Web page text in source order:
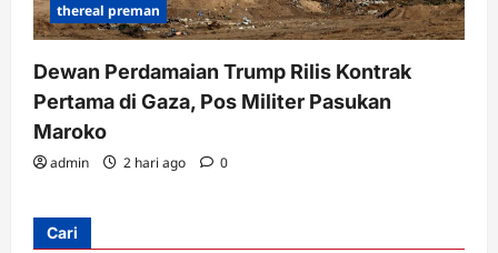
thereal preman
Dewan Perdamaian Trump Rilis Kontrak
Pertama di Gaza, Pos Militer Pasukan
Maroko
admin 2 hari ago 0
Cari